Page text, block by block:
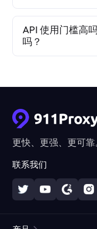
API 使用门槛高
吗？
更快、更强、更可靠
联系我们